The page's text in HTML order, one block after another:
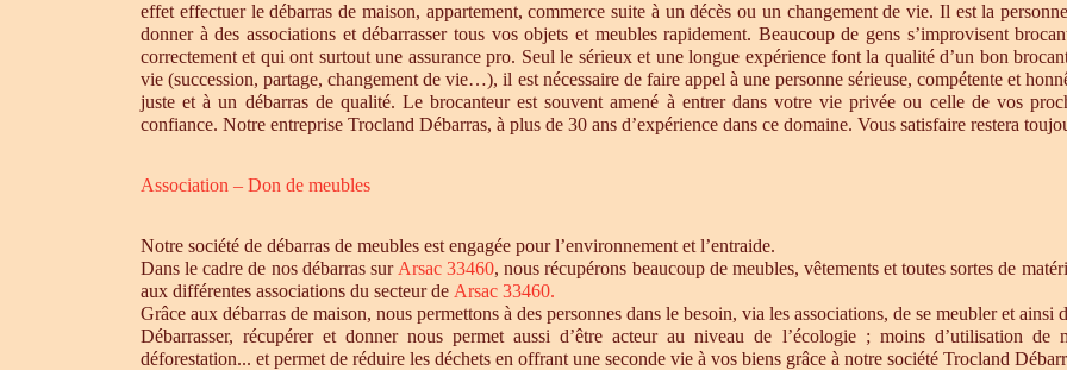
effet effectuer le débarras de maison, appartement, commerce suite à un décès ou un changement de vie. Il est la
donner à des associations et débarrasser tous vos objets et meubles rapidement. Beaucoup de gens s’improvisent
correctement et qui ont surtout une assurance pro. Seul le sérieux et une longue expérience font la qualité d’un bon
vie (succession, partage, changement de vie…), il est nécessaire de faire appel à une personne sérieuse, compétente et
juste et à un débarras de qualité. Le brocanteur est souvent amené à entrer dans votre vie privée ou celle de vos
confiance. Notre entreprise Trocland Débarras, à plus de 30 ans d’expérience dans ce domaine. Vous satisfaire restera
Association – Don de meubles
Notre société de débarras de meubles est engagée pour l’environnement et l’entraide.
Dans le cadre de nos débarras sur Arsac 33460, nous récupérons beaucoup de meubles, vêtements et toutes sortes de
aux différentes associations du secteur de Arsac 33460.
Grâce aux débarras de maison, nous permettons à des personnes dans le besoin, via les associations, de se meubler et
Débarrasser, récupérer et donner nous permet aussi d’être acteur au niveau de l’écologie ; moins d’utilisation
déforestation... et permet de réduire les déchets en offrant une seconde vie à vos biens grâce à notre société Trocland